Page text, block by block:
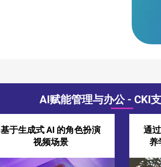
AI赋能管理与办公 - CKI
基于生成式 AI 的角色扮演
视频场景
通
养